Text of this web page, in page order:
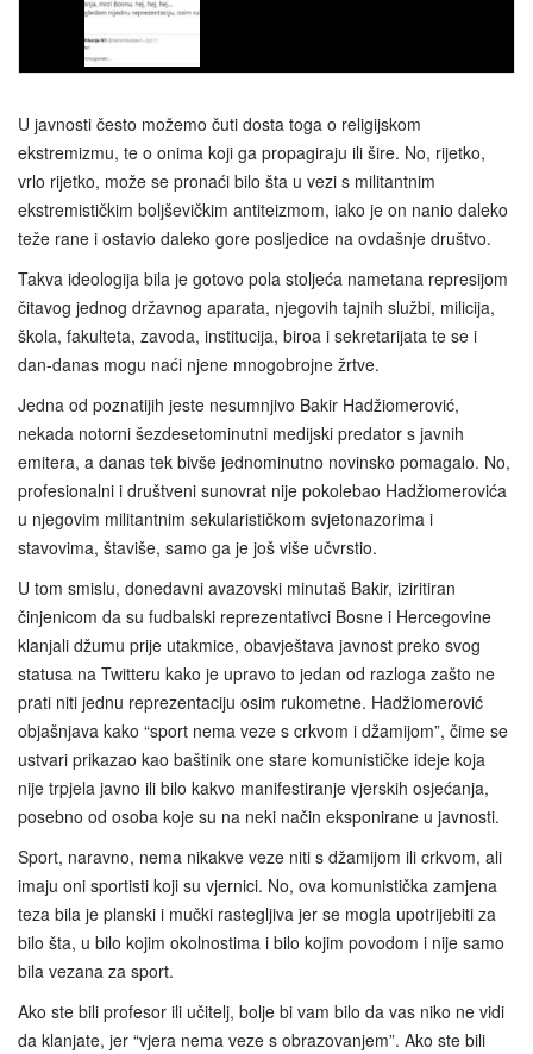
U javnosti često možemo čuti dosta toga o religijskom
ekstremizmu, te o onima koji ga propagiraju ili šire. No, rijetko,
vrlo rijetko, može se pronaći bilo šta u vezi s militantnim
ekstremističkim boljševičkim antiteizmom, iako je on nanio daleko
teže rane i ostavio daleko gore posljedice na ovdašnje društvo.
Takva ideologija bila je gotovo pola stoljeća nametana represijom
čitavog jednog državnog aparata, njegovih tajnih službi, milicija,
škola, fakulteta, zavoda, institucija, biroa i sekretarijata te se i
dan-danas mogu naći njene mnogobrojne žrtve.
Jedna od poznatijih jeste nesumnjivo Bakir Hadžiomerović,
nekada notorni šezdesetominutni medijski predator s javnih
emitera, a danas tek bivše jednominutno novinsko pomagalo. No,
profesionalni i društveni sunovrat nije pokolebao Hadžiomerovića
u njegovim militantnim sekularističkom svjetonazorima i
stavovima, štaviše, samo ga je još više učvrstio.
U tom smislu, donedavni avazovski minutaš Bakir, iziritiran
činjenicom da su fudbalski reprezentativci Bosne i Hercegovine
klanjali džumu prije utakmice, obavještava javnost preko svog
statusa na Twitteru kako je upravo to jedan od razloga zašto ne
prati niti jednu reprezentaciju osim rukometne. Hadžiomerović
objašnjava kako “sport nema veze s crkvom i džamijom”, čime se
ustvari prikazao kao baštinik one stare komunističke ideje koja
nije trpjela javno ili bilo kakvo manifestiranje vjerskih osjećanja,
posebno od osoba koje su na neki način eksponirane u javnosti.
Sport, naravno, nema nikakve veze niti s džamijom ili crkvom, ali
imaju oni sportisti koji su vjernici. No, ova komunistička zamjena
teza bila je planski i mučki rastegljiva jer se mogla upotrijebiti za
bilo šta, u bilo kojim okolnostima i bilo kojim povodom i nije samo
bila vezana za sport.
Ako ste bili profesor ili učitelj, bolje bi vam bilo da vas niko ne vidi
da klanjate, jer “vjera nema veze s obrazovanjem”. Ako ste bili